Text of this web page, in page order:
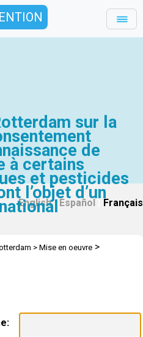
sur la
de
à certains
et pesticides
l’objet d’un
English| Español Français
> Mise en oeuvre >